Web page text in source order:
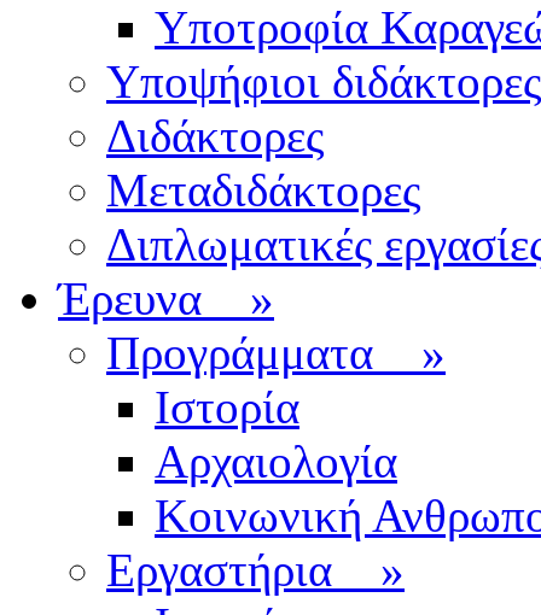
Υποτροφία
Υποψήφιοι διδάκτορες
Διδάκτορες
Μεταδιδάκτορες
Διπλωματικές
Έρευνα »
Προγράμματα »
Ιστορία
Αρχαιολογία
Κοινωνική
Εργαστήρια »